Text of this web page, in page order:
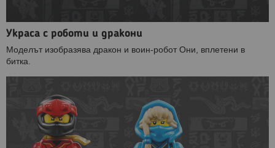
Украса с роботи и дракони
Моделът изобразява дракон и воин-робот Они, вплетени в
битка.